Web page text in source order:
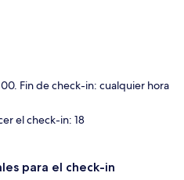
Fin de check-in: cualquier hora
el check-in: 18
para el check-in